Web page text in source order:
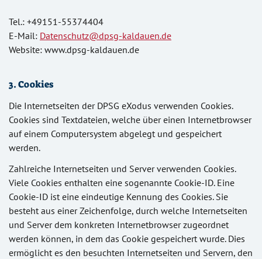
Tel.: +49151-55374404
E-Mail: Datenschutz@dpsg-kaldauen.de
Website: www.dpsg-kaldauen.de
3. Cookies
Die Internetseiten der DPSG eXodus verwenden Cookies.
Cookies sind Textdateien, welche über einen Internetbrowser
auf einem Computersystem abgelegt und gespeichert
werden.
Zahlreiche Internetseiten und Server verwenden Cookies.
Viele Cookies enthalten eine sogenannte Cookie-ID. Eine
Cookie-ID ist eine eindeutige Kennung des Cookies. Sie
besteht aus einer Zeichenfolge, durch welche Internetseiten
und Server dem konkreten Internetbrowser zugeordnet
werden können, in dem das Cookie gespeichert wurde. Dies
ermöglicht es den besuchten Internetseiten und Servern, den